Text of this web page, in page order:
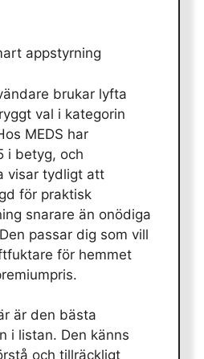
appstyrning
brukar lyfta
val i kategorin
MEDS har
i betyg, och
visar tydligt att
för praktisk
snarare än onödiga
passar dig som vill
för hemmet
är den bästa
i listan. Den känns
och tillräckligt